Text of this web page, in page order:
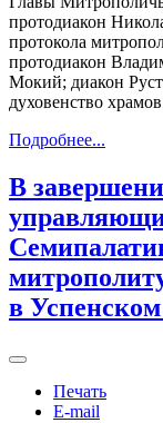
протодиакон
протокола
протодиакон
Мокий; диакон
духовенство
Подробнее...
В
в
Печать
E-mail